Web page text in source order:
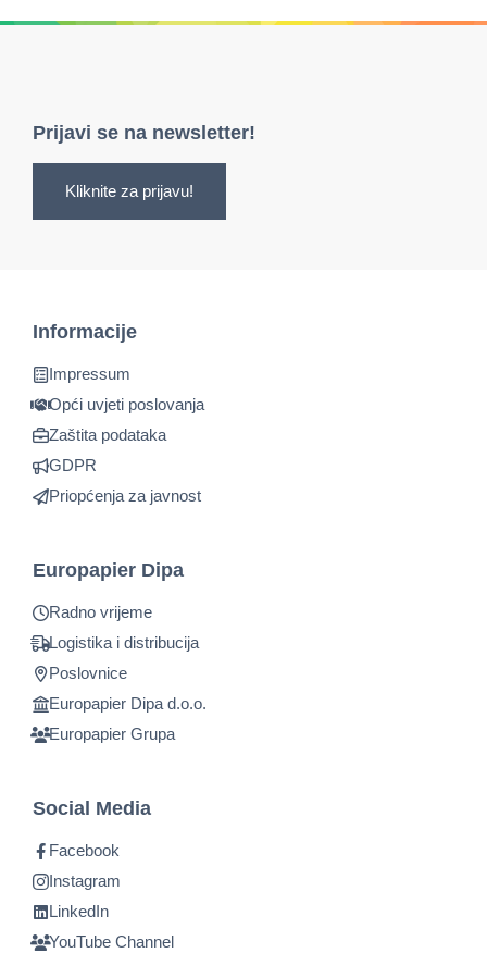
Prijavi se na newsletter!
Kliknite za prijavu!
Informacije
Impressum
Opći uvjeti poslovanja
Zaštita podataka
GDPR
Priopćenja za javnost
Europapier Dipa
Radno vrijeme
Logistika i distribucija
Poslovnice
Europapier Dipa d.o.o.
Europapier Grupa
Social Media
Facebook
Instagram
LinkedIn
YouTube Channel